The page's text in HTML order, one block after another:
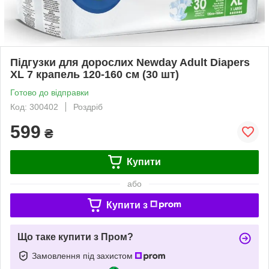
Підгузки для дорослих Newday Adult Diapers
XL 7 крапель 120-160 см (30 шт)
Готово до відправки
Код: 300402
Роздріб
599 ₴
Купити
або
Купити з
Що таке купити з Пром?
Замовлення під захистом